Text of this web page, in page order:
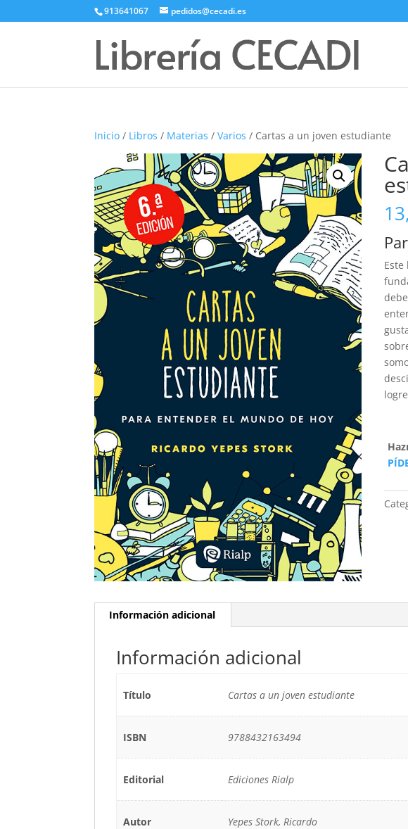
913641067 pedidos@cecadi.es
Inicio / Libros / Materias /Varios / Cartas a un joven estudiante
Información adicional
Información adicional
Título Cartas a un joven estudiante
ISBN 9788432163494
Editorial Ediciones Rialp
Autor Yepes Stork, Ricardo